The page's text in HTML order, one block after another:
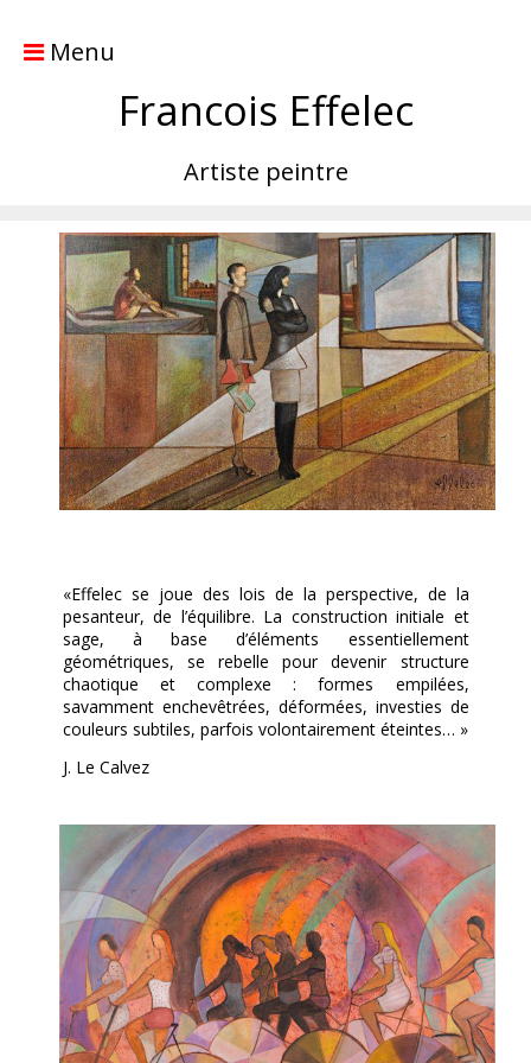
Menu
Francois Effelec
Artiste peintre
«Effelec se joue des lois de la perspective, de la
pesanteur, de l’équilibre. La construction initiale et
sage, à base d’éléments essentiellement
géométriques, se rebelle pour devenir structure
chaotique et complexe : formes empilées,
savamment enchevêtrées, déformées, investies de
couleurs subtiles, parfois volontairement éteintes… »
J. Le Calvez